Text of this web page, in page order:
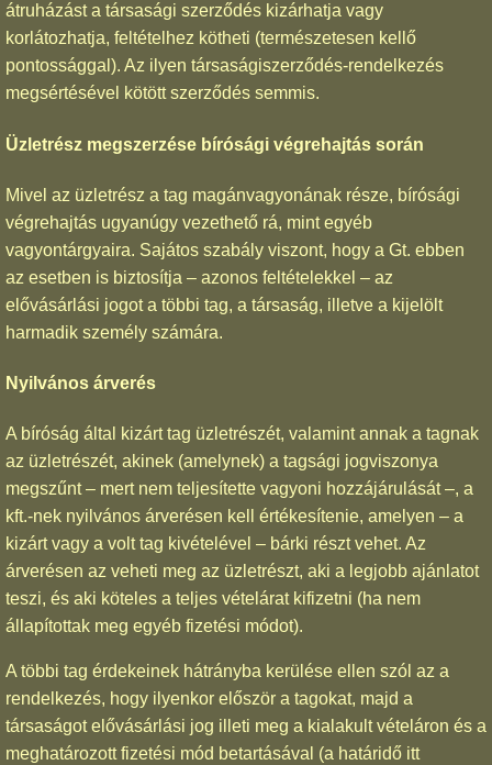
átruházást a társasági szerződés kizárhatja vagy
korlátozhatja, feltételhez kötheti (természetesen kellő
pontossággal). Az ilyen társaságiszerződés-rendelkezés
megsértésével kötött szerződés semmis.
Üzletrész megszerzése bírósági végrehajtás során
Mivel az üzletrész a tag magánvagyonának része, bírósági
végrehajtás ugyanúgy vezethető rá, mint egyéb
vagyontárgyaira. Sajátos szabály viszont, hogy a Gt. ebben
az esetben is biztosítja – azonos feltételekkel – az
elővásárlási jogot a többi tag, a társaság, illetve a kijelölt
harmadik személy számára.
Nyilvános árverés
A bíróság által kizárt tag üzletrészét, valamint annak a tagnak
az üzletrészét, akinek (amelynek) a tagsági jogviszonya
megszűnt – mert nem teljesítette vagyoni hozzájárulását –, a
kft.-nek nyilvános árverésen kell értékesítenie, amelyen – a
kizárt vagy a volt tag kivételével – bárki részt vehet. Az
árverésen az veheti meg az üzletrészt, aki a legjobb ajánlatot
teszi, és aki köteles a teljes vételárat kifizetni (ha nem
állapítottak meg egyéb fizetési módot).
A többi tag érdekeinek hátrányba kerülése ellen szól az a
rendelkezés, hogy ilyenkor először a tagokat, majd a
társaságot elővásárlási jog illeti meg a kialakult vételáron és a
meghatározott fizetési mód betartásával (a határidő itt